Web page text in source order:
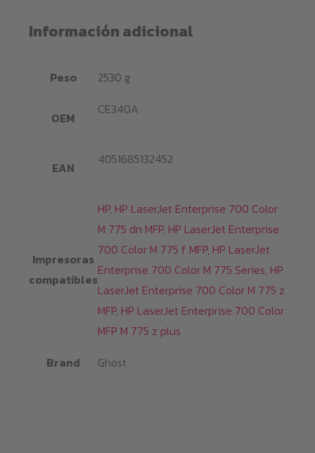
Información adicional
Peso 2530 g
OEM
CE340A
EAN
4051685132452
Impresoras
compatibles
HP, HP LaserJet Enterprise 700 Color
M 775 dn MFP, HP LaserJet Enterprise
700 Color M 775 f MFP, HP LaserJet
Enterprise 700 Color M 775 Series, HP
LaserJet Enterprise 700 Color M 775 z
MFP, HP LaserJet Enterprise 700 Color
MFP M 775 z plus
Brand
Ghost